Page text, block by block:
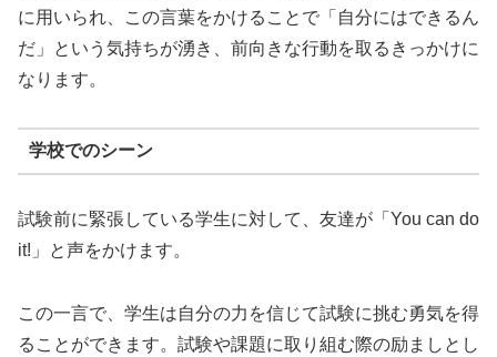
に用いられ、この言葉をかけることで「自分にはできるん
だ」という気持ちが湧き、前向きな行動を取るきっかけに
なります。
学校でのシーン
試験前に緊張している学生に対して、友達が「You can do
it!」と声をかけます。
この一言で、学生は自分の力を信じて試験に挑む勇気を得
ることができます。試験や課題に取り組む際の励ましとし